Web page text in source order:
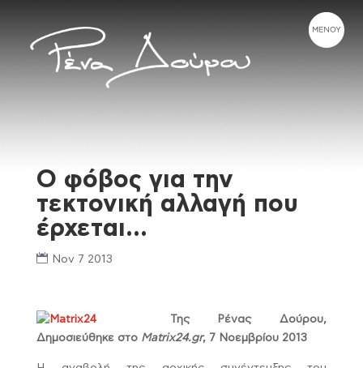
Ο φόβος για την
τεκτονική αλλαγή που
έρχεται…
Nov 7 2013
Της Ρένας Δούρου,
Δημοσιεύθηκε στοMatrix24.gr, 7 Νοεμβρίου 2013